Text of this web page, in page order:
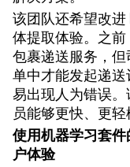
该团队还希望改
体提取体验。之
包裹递送服务，
单中才能发起递
易出现人为错误
员能够更快、更轻
使用机器学习套
户体验